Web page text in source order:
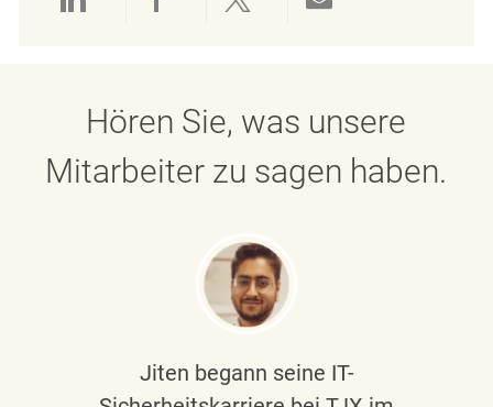
Über LinkedIn teilen
Über Facebook teilen
Über Twitter teilen
Hören Sie, was unsere
Mitarbeiter zu sagen haben.
Jiten begann seine IT-